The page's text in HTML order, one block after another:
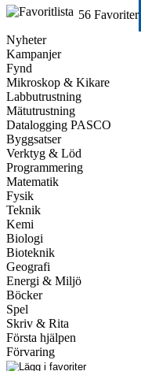
56 Favoriter
Nyheter
Kampanjer
Fynd
Mikroskop & Kikare
Labbutrustning
Mätutrustning
Datalogging PASCO
Byggsatser
Verktyg & Löd
Programmering
Matematik
Fysik
Teknik
Kemi
Biologi
Bioteknik
Geografi
Energi & Miljö
Böcker
Spel
Skriv & Rita
Första hjälpen
Förvaring